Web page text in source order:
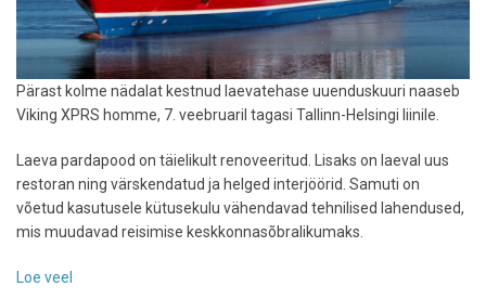
Pärast kolme nädalat kestnud laevatehase uuenduskuuri naaseb
Viking XPRS homme, 7. veebruaril tagasi Tallinn-Helsingi liinile.
Laeva pardapood on täielikult renoveeritud. Lisaks on laeval uus
restoran ning värskendatud ja helged interjöörid. Samuti on
võetud kasutusele kütusekulu vähendavad tehnilised lahendused,
mis muudavad reisimise keskkonnasõbralikumaks.
Loe veel